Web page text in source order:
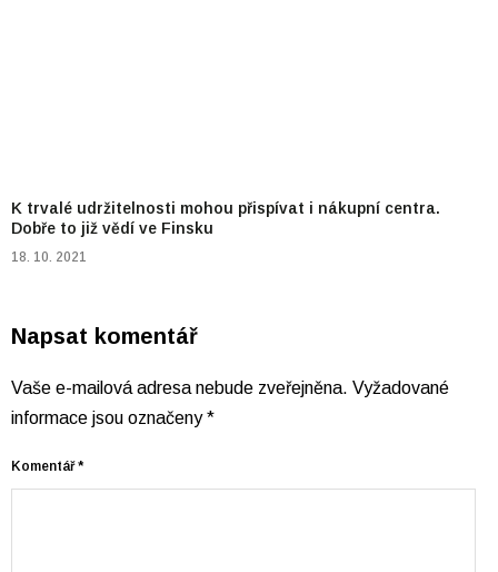
K trvalé udržitelnosti mohou přispívat i nákupní centra.
Dobře to již vědí ve Finsku
18. 10. 2021
Napsat komentář
Vaše e-mailová adresa nebude zveřejněna. Vyžadované
informace jsou označeny*
Komentář*